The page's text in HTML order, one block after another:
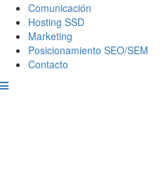
Comunicación
Hosting SSD
Marketing
Posicionamiento SEO/SEM
Contacto